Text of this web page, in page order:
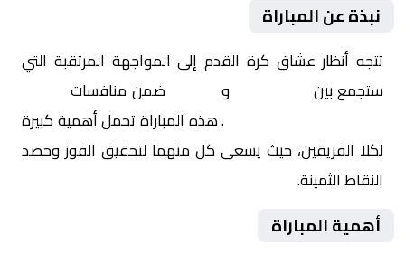
نبذة عن المباراة
تتجه أنظار عشاق كرة القدم إلى المواجهة المرتقبة التي
ستجمع بين
و ضمن منافسات
. هذه المباراة تحمل أهمية كبيرة
لكلا الفريقين، حيث يسعى كل منهما لتحقيق الفوز وحصد
النقاط الثمينة.
أهمية المباراة